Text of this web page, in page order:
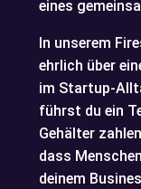
eines
In unserem
ehrlich über
im Startup-
führst du ein
Gehälter
dass
deinem